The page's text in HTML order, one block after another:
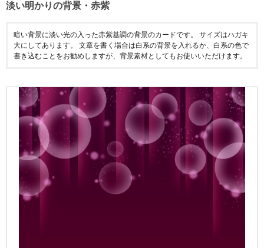
淡い明かりの背景・赤紫
暗い背景に淡い光の入った赤紫基調の背景のカードです。 サイズはハガキ
大にしてあります。 文章を書く場合は白系の背景を入れるか、白系の色で
書き込むことをお勧めしますが、背景素材としてもお使いいただけます。